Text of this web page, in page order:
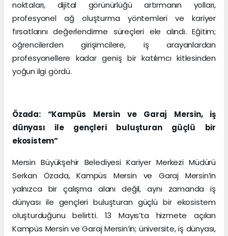
noktaları, dijital görünürlüğü artırmanın yolları,
profesyonel ağ oluşturma yöntemleri ve kariyer
fırsatlarını değerlendirme süreçleri ele alındı. Eğitim;
öğrencilerden girişimcilere, iş arayanlardan
profesyonellere kadar geniş bir katılımcı kitlesinden
yoğun ilgi gördü.
Özada: “Kampüs Mersin ve Garaj Mersin, iş
dünyası ile gençleri buluşturan güçlü bir
ekosistem”
Mersin Büyükşehir Belediyesi Kariyer Merkezi Müdürü
Serkan Özada, Kampüs Mersin ve Garaj Mersin’in
yalnızca bir çalışma alanı değil, aynı zamanda iş
dünyası ile gençleri buluşturan güçlü bir ekosistem
oluşturduğunu belirtti. 13 Mayıs’ta hizmete açılan
Kampüs Mersin ve Garaj Mersin’in; üniversite, iş dünyası,